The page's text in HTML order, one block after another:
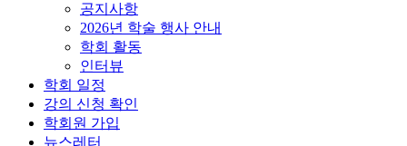
공지사항
2026년 학술 행사 안내
학회 활동
인터뷰
학회 일정
강의 신청 확인
학회원 가입
뉴스레터